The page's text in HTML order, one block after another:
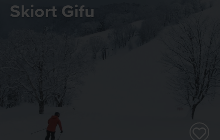
Skiort Gifu